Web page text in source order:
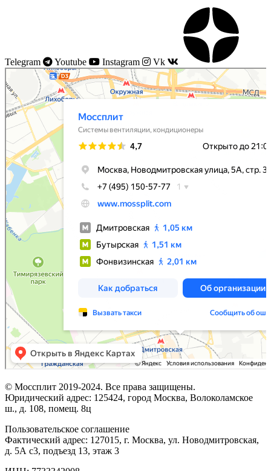
Telegram Youtube Instagram Vk
Моссплит
Системы вентиляции в Москве
Установка кондиционеров в Москве
© Моссплит 2019-2024. Все права защищены.
Юридический адрес: 125424, город Москва, Волоколамское
ш., д. 108, помещ. 8ц
Пользовательское соглашение
Фактический адрес: 127015, г. Москва, ул. Новодмитровская,
д. 5А с3, подъезд 13, этаж 3